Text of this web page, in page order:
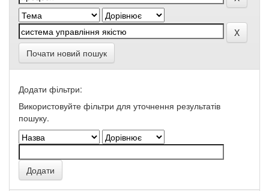
Почати новий пошук
Додати фільтри:
Використовуйте фільтри для уточнення результатів
пошуку.